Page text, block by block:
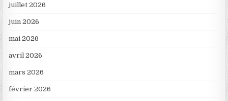
juillet 2026
juin 2026
mai 2026
avril 2026
mars 2026
février 2026